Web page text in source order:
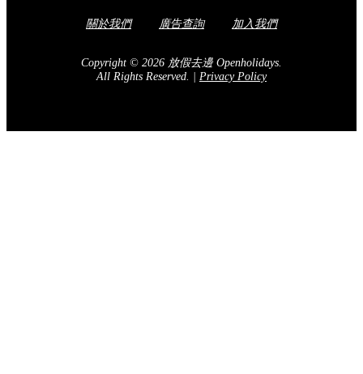
關於我們 廣告查詢 加入我們
Copyright © 2026 放假去邊 Openholidays.
All Rights Reserved.
Privacy Policy